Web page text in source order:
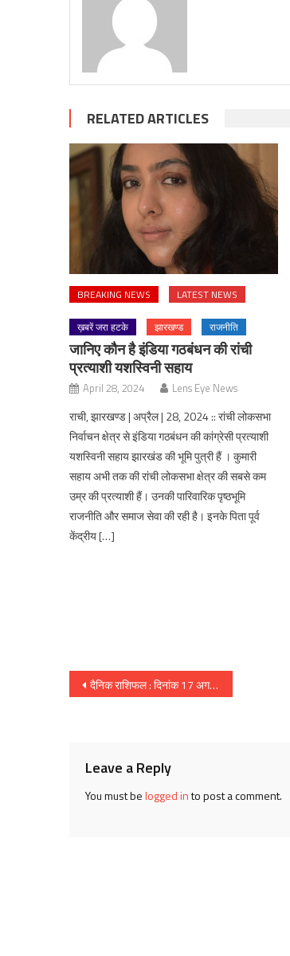
RELATED ARTICLES
BREAKING NEWS LATEST NEWS
ख़बरें जरा हटके झारखण्ड राजनीति
जानिए कौन है इंडिया गठबंधन की रांची
प्रत्याशी यशस्विनी सहाय
April 28, 2024 Lens Eye News
राची, झारखण्ड | अप्रैल | 28, 2024 :: रांची लोकसभा
निर्वाचन क्षेत्र से इंडिया गठबंधन की कांग्रेसी प्रत्याशी
यशस्विनी सहाय झारखंड की भूमि पुत्री हैं । कुमारी
सहाय अभी तक की रांची लोकसभा क्षेत्र की सबसे कम
उम्र की प्रत्याशी हैं। उनकी पारिवारिक पृष्ठभूमि
राजनीति और समाज सेवा की रही है। इनके पिता पूर्व
केंद्रीय […]
Post
दैनिक राशिफल : दिनांक 17 अगस्त 2017, दिन गुरुवार :: ज्योतिष शास्त्री स्वामी दिव्यानंद ( डॉ सुनील बर्मन )
Leave a Reply
You must belogged into post a comment.